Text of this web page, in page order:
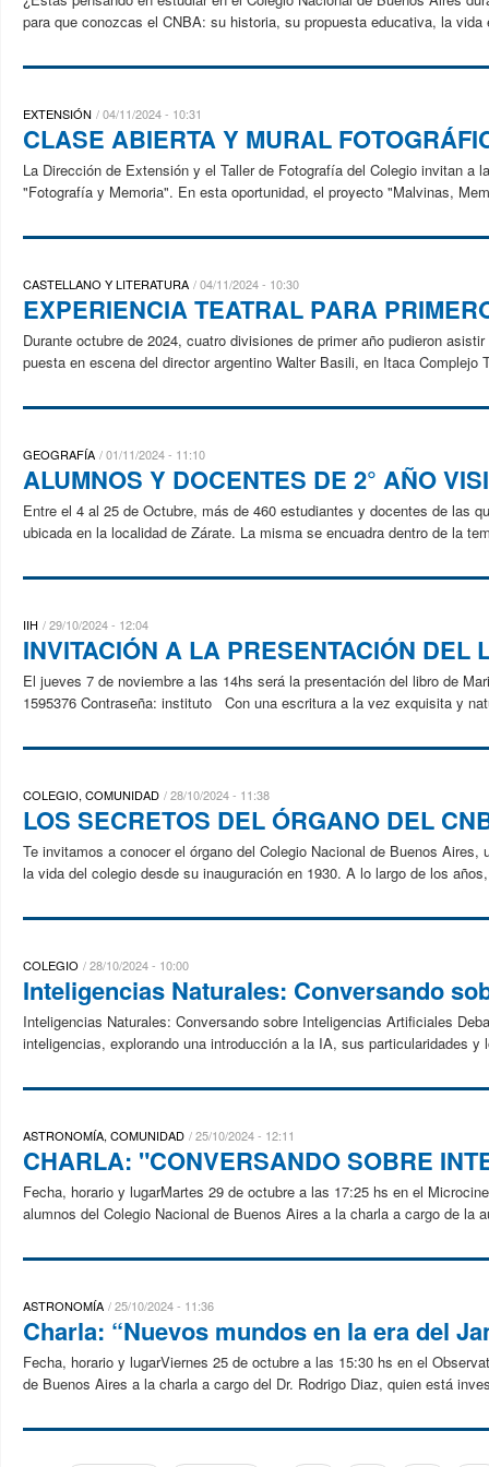
para que conozcas el CNBA: su his​​toria, su propuesta educativa, la
EXTENSIÓN 04/11/2024 - 10:31
CLASE ABIERTA Y MURAL
La Dirección de Extensión y el Taller de Fotografía del Colegio invitan
"Fotografía y Memoria". En esta oportunidad, el proyecto "Malvinas,
CASTELLANO Y LITERATURA 04/11/2024 - 10:30
EXPERIENCIA TEATRAL PARA
Durante octubre de 2024, cuatro divisiones de primer año pudieron
puesta en escena del director argentino Walter Basili, en Itaca Complejo
GEOGRAFÍA 01/11/2024 - 11:10
ALUMNOS Y DOCENTES DE 2° AÑO
Entre el 4 al 25 de Octubre, más de 460 estudiantes y docentes de las
ubicada en la localidad de Zárate. La misma se encuadra dentro de la
IIH 29/10/2024 - 12:04
INVITACIÓN A LA PRESENTACIÓN
El jueves 7 de noviembre a las 14hs será la presentación del libro de
1595376 Contraseña: instituto Con una escritura a la vez exquisita y
COLEGIO, COMUNIDAD 28/10/2024 - 11:38
LOS SECRETOS DEL ÓRGANO DEL
Te invitamos a conocer el órgano del Colegio Nacional de Buenos
la vida del colegio desde su inauguración en 1930. A lo largo de los
COLEGIO 28/10/2024 - 10:00
Inteligencias Naturales: Conversando
Inteligencias Naturales: Conversando sobre Inteligencias Artificiales
inteligencias, explorando una introducción a la IA, sus particularidades y
ASTRONOMÍA, COMUNIDAD 25/10/2024 - 12:11
CHARLA: "CONVERSANDO SOBRE
Fecha, horario y lugarMartes 29 de octubre a las 17:25 hs en el
alumnos del Colegio Nacional de Buenos Aires a la charla a cargo de la
ASTRONOMÍA 25/10/2024 - 11:36
Charla: “Nuevos mundos en la era del
Fecha, horario y lugarViernes 25 de octubre a las 15:30 hs en el
de Buenos Aires a la charla a cargo del Dr. Rodrigo Diaz, quien está